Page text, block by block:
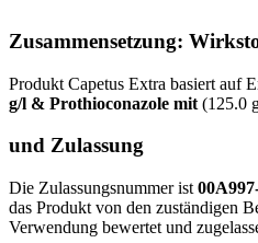
Zusammensetzung:
Produkt Capetus Extra basiert auf
g/l & Prothioconazole mit (125.0
und Zulassung
Die Zulassungsnummer ist
das Produkt von den zuständigen
Verwendung bewertet und